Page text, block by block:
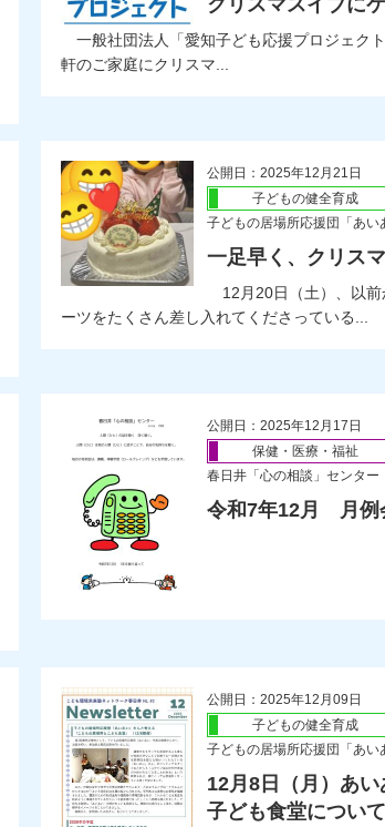
クリスマスイブに
一般社団法人「愛知子ども応援プロジェク
軒のご家庭にクリスマ...
公開日：2025年12月21日
子どもの健全育成
子どもの居場所応援団「あい
一足早く、クリス
12月20日（土）、以前
ーツをたくさん差し入れてくださっている...
公開日：2025年12月17日
保健・医療・福祉
春日井「心の相談」センター
令和7年12月 月例
公開日：2025年12月09日
子どもの健全育成
子どもの居場所応援団「あい
12月8日（月）あ
子ども食堂につい